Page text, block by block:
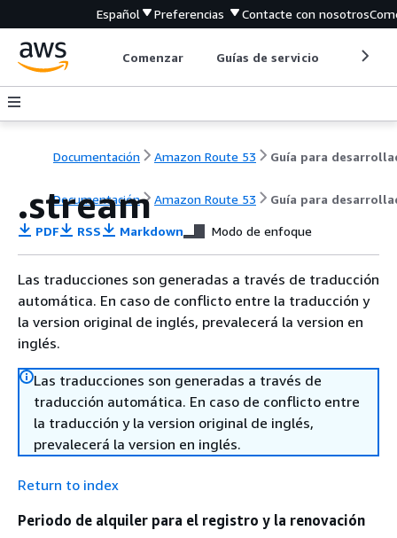
Español Preferencias Contacte con nosotros
Comenzar Guías de servicio
Documentación Amazon Route 53
Documentación Amazon Route 53 Guía para
.stream
PDF RSS Markdown Modo de enfoque
Las traducciones son generadas a través de traducción
automática. En caso de conflicto entre la traducción y
la version original de inglés, prevalecerá la version en
inglés.
Las traducciones son generadas a través de
traducción automática. En caso de conflicto entre
la traducción y la version original de inglés,
prevalecerá la version en inglés.
Return to index
Periodo de alquiler para el registro y la renovación